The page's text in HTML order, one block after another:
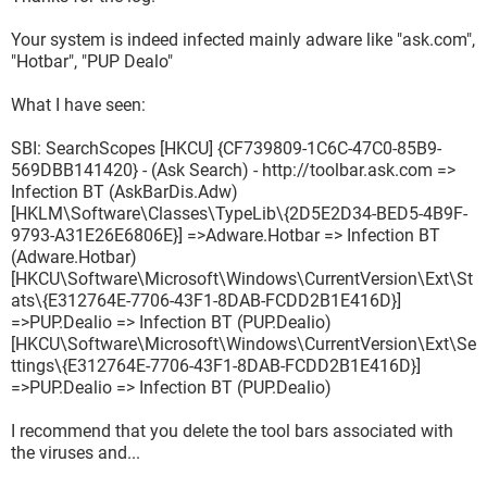
O2 - BHO: Windows Live Toolbar Helper - {E15A8DC0-8516-
42A1-81EA-DC94EC1ACF10} - C:\Archivos de
O2 - BHO: JQSIEStartDetectorImpl - {E7E6F031-17CE-4C07-
programa\Java\jre6\lib\deploy\jqs\ie\jqs_plugin.dll
O3 - Toolbar: &Windows Live Toolbar - {21FA44EF-376D-
4D53-9B0F-8A89D3229068} - C:\Archivos de
programa\Windows Live\Toolbar\wltcore.dll
O4 - HKLM\..\Run: [Panda Software Controller Client]
"C:\Archivos de programa\Panda
Security\WAC\PSCtrlC.exe"
O4 - HKLM\..\Run: [SunJavaUpdateSched] "C:\Archivos de
programa\Archivos comunes\Java\Java
Update\jusched.exe"
O4 - HKLM\..\Run: [LogMeIn GUI] "C:\Archivos de
programa\LogMeIn\x86\LogMeInSystray.exe"
O4 - HKLM\..\Run: [SoundMAXPnP] C:\Archivos de
programa\Analog Devices\Core\smax4pnp.exe
O4 - HKLM\..\Run: [RemoteControl10] "C:\Archivos de
Your system is indeed infected mainly adware like "ask.com",
"Hotbar", "PUP Dealo"
What I have seen:
SBI: SearchScopes [HKCU] {CF739809-1C6C-47C0-85B9-
569DBB141420} - (Ask Search) - http://toolbar.ask.com =>
Infection BT (AskBarDis.Adw)
[HKLM\Software\Classes\TypeLib\{2D5E2D34-BED5-4B9F-
9793-A31E26E6806E}] =>Adware.Hotbar => Infection BT
(Adware.Hotbar)
[HKCU\Software\Microsoft\Windows\CurrentVersion\Ext\St
ats\{E312764E-7706-43F1-8DAB-FCDD2B1E416D}]
=>PUP.Dealio => Infection BT (PUP.Dealio)
[HKCU\Software\Microsoft\Windows\CurrentVersion\Ext\Se
ttings\{E312764E-7706-43F1-8DAB-FCDD2B1E416D}]
=>PUP.Dealio => Infection BT (PUP.Dealio)
I recommend that you delete the tool bars associated with
the viruses and...